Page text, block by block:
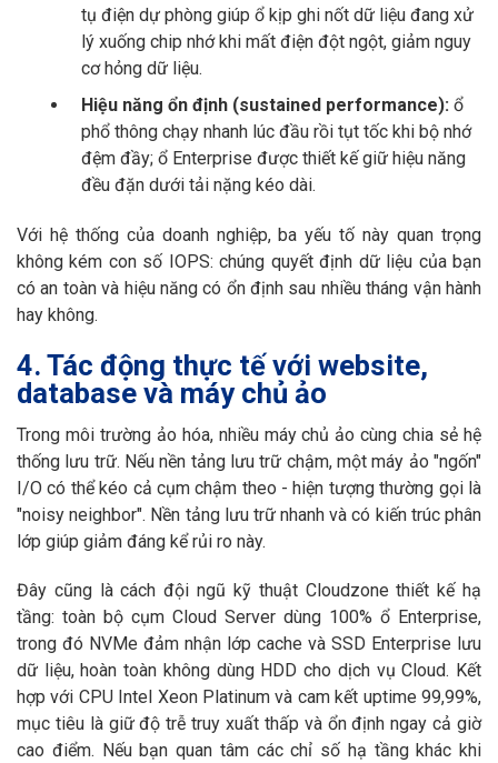
tụ điện dự phòng giúp ổ kịp ghi nốt dữ liệu đang xử
lý xuống chip nhớ khi mất điện đột ngột, giảm nguy
cơ hỏng dữ liệu.
Hiệu năng ổn định (sustained performance): ổ
phổ thông chạy nhanh lúc đầu rồi tụt tốc khi bộ nhớ
đệm đầy; ổ Enterprise được thiết kế giữ hiệu năng
đều đặn dưới tải nặng kéo dài.
Với hệ thống của doanh nghiệp, ba yếu tố này quan trọng
không kém con số IOPS: chúng quyết định dữ liệu của bạn
có an toàn và hiệu năng có ổn định sau nhiều tháng vận hành
hay không.
4. Tác động thực tế với website,
database và máy chủ ảo
Trong môi trường ảo hóa, nhiều máy chủ ảo cùng chia sẻ hệ
thống lưu trữ. Nếu nền tảng lưu trữ chậm, một máy ảo "ngốn"
I/O có thể kéo cả cụm chậm theo - hiện tượng thường gọi là
"noisy neighbor". Nền tảng lưu trữ nhanh và có kiến trúc phân
lớp giúp giảm đáng kể rủi ro này.
Đây cũng là cách đội ngũ kỹ thuật Cloudzone thiết kế hạ
tầng: toàn bộ cụm Cloud Server dùng 100% ổ Enterprise,
trong đó NVMe đảm nhận lớp cache và SSD Enterprise lưu
dữ liệu, hoàn toàn không dùng HDD cho dịch vụ Cloud. Kết
hợp với CPU Intel Xeon Platinum và cam kết uptime 99,99%,
mục tiêu là giữ độ trễ truy xuất thấp và ổn định ngay cả giờ
cao điểm. Nếu bạn quan tâm các chỉ số hạ tầng khác khi